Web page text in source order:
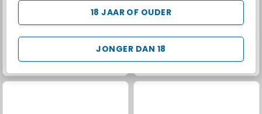
JONGER DAN 18
18 JAAR OF OUDER
Solitaire Social Trollface Quest: USA 2